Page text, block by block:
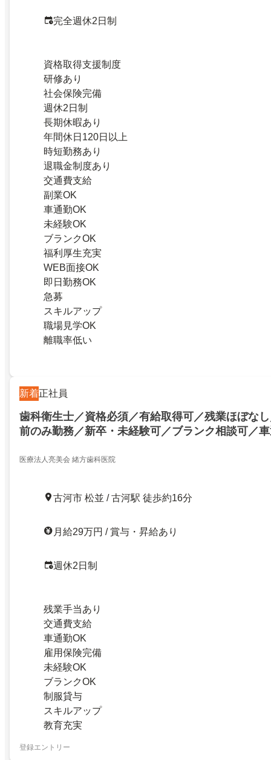
完全週休2日制
資格取得支援制度
研修あり
社会保険完備
週休2日制
長期休暇あり
年間休日120日以上
時短勤務あり
退職金制度あり
交通費支給
副業OK
車通勤OK
未経験OK
ブランクOK
福利厚生充実
WEB面接OK
即日勤務OK
急募
スキルアップ
職場見学OK
離職率低い
新着正社員
歯科衛生士／資格必須／有給取得可／残業ほぼな
前のみ勤務／新卒・未経験可／ブランク相談可／
医療法人亮美会 緒方歯科医院
古河市 松並 / 古河駅 徒歩約16分
月給29万円 / 賞与・昇給あり
週休2日制
残業手当あり
交通費支給
車通勤OK
雇用保険完備
未経験OK
ブランクOK
制服貸与
スキルアップ
教育充実
登録エントリー